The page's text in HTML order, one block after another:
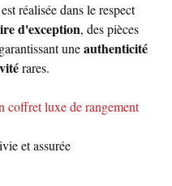
réalisée dans le respect
d'exception, des pièces
uneauthenticité
rares.
coffret luxe de rangement
et assurée